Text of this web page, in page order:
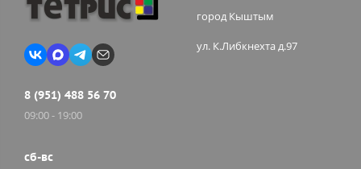
8 (951) 488 56 70
09:00 - 19:00
сб-вс
город Кыштым
ул. К.Либкнехта д.97